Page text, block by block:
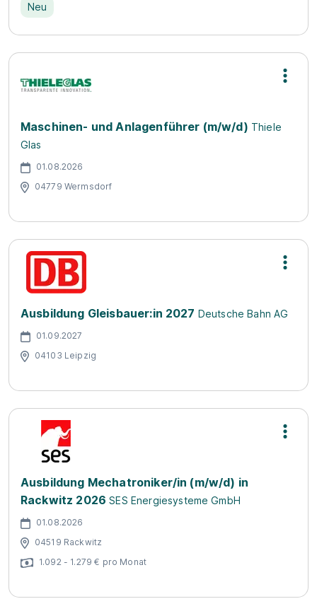
Neu
Maschinen- und Anlagenführer (m/w/d) Thiele
Glas
01.08.2026
04779 Wermsdorf
Ausbildung Gleisbauer:in 2027 Deutsche Bahn AG
01.09.2027
04103 Leipzig
Ausbildung Mechatroniker/in (m/w/d) in
Rackwitz 2026 SES Energiesysteme GmbH
01.08.2026
04519 Rackwitz
1.092 - 1.279 € pro Monat